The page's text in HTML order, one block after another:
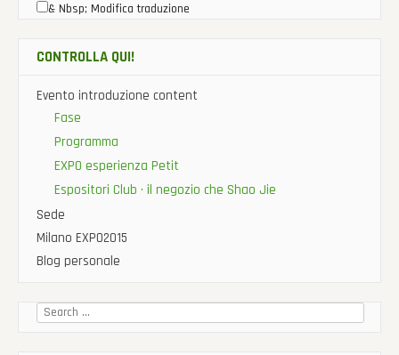
& Nbsp; Modifica traduzione
CONTROLLA QUI!
Evento introduzione content
Fase
Programma
EXPO esperienza Petit
Espositori Club · il negozio che Shao Jie
Sede
Milano EXPO2015
Blog personale
Cercare: